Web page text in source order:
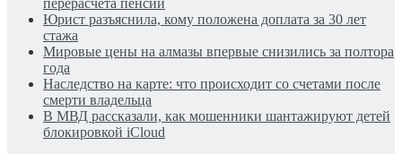
перерасчета пенсий
Юрист разъяснила, кому положена доплата за 30 лет
стажа
Мировые цены на алмазы впервые снизились за полтора
года
Наследство на карте: что происходит со счетами после
смерти владельца
В МВД рассказали, как мошенники шантажируют детей
блокировкой iCloud